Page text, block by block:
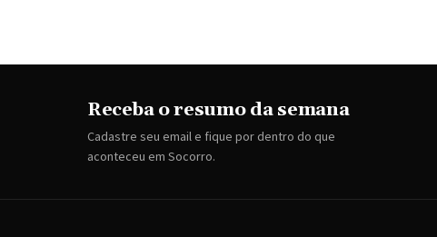
Receba o resumo da semana
Cadastre seu email e fique por dentro do que
aconteceu em Socorro.